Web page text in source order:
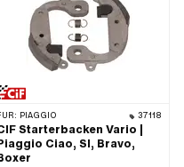
PIAGGIO 37118
Starterbacken Vario |
Ciao, SI, Bravo,